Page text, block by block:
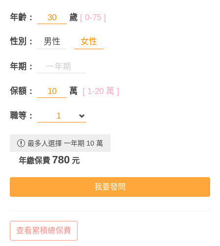
年齡： 歲 [ 0-75 ]
性別： 男性 女性
年期：
保額： 萬 [ 1-20 萬 ]
職等：
最多人選擇 一年期 10 萬
年繳保費 780 元
我要發問
查看累積總保費